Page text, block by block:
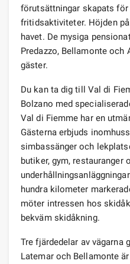
förutsättningar skapats
fritidsaktiviteter. Höjden
havet. De mysiga
Predazzo, Bellamonte och
gäster.
Du kan ta dig till Val di
Bolzano med
Val di Fiemme har en
Gästerna erbjuds
simbassänger och
butiker, gym, restauranger
hundra kilometer
möter intressen hos
bekväm skidåkning.
Tre fjärdedelar av vägarna
Latemar och Bellamonte